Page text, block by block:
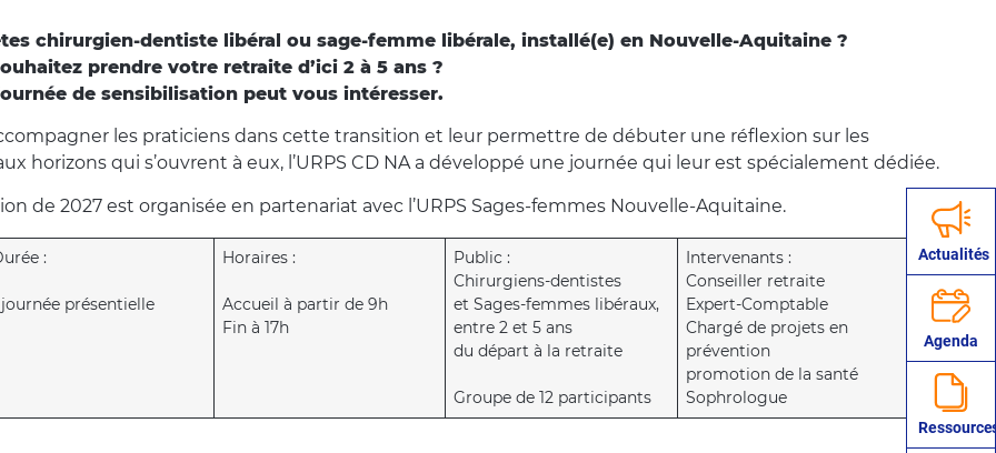
chirurgien-dentiste libéral ou sage-femme libérale, installé(e) en Nouvelle-Aquitaine ?
prendre votre retraite d’ici 2 à 5 ans ?
de sensibilisation peut vous intéresser.
les praticiens dans cette transition et leur permettre de débuter une réflexion sur les
horizons qui s’ouvrent à eux, l’URPS CD NA a développé une journée qui leur est spécialement dédiée.
de 2027 est organisée en partenariat avec l’URPS Sages-femmes Nouvelle-Aquitaine.
:
journée présentielle
Horaires :
Accueil à partir de 9h
Fin à 17h
Public :
Chirurgiens-dentistes
et Sages-femmes libéraux,
entre 2 et 5 ans
du départ à la retraite
Groupe de 12 participants
Intervenants :
Conseiller retraite
Expert-Comptable
Chargé de projets en
prévention
promotion de la santé
Sophrologue
Actualités
Agenda